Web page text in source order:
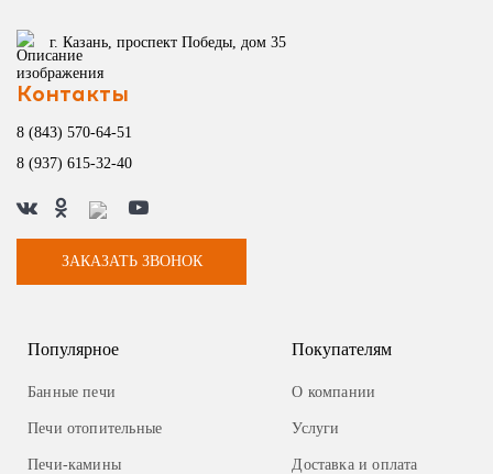
г. Казань, проспект Победы, дом 35
Контакты
8 (843) 570-64-51
8 (937) 615-32-40
ЗАКАЗАТЬ ЗВОНОК
Популярное
Банные печи
Печи отопительные
Печи-камины
Покупателям
О компании
Услуги
Доставка и оплата